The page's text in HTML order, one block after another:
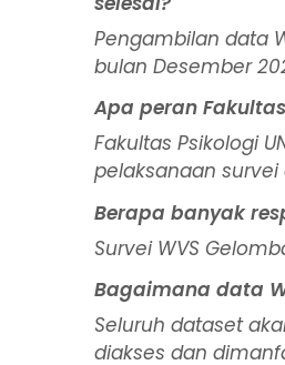
Pengambilan data
bulan Desember
Apa peran
Fakultas Psikologi
pelaksanaan
Berapa banyak
Survei WVS
Bagaimana data
Seluruh dataset
diakses dan